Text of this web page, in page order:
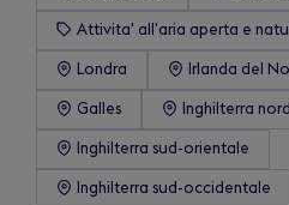
Attivita' all'aria aperta e
Londra Irlanda del
Galles Inghilterra
Inghilterra sud-orientale
Inghilterra sud-occidentale